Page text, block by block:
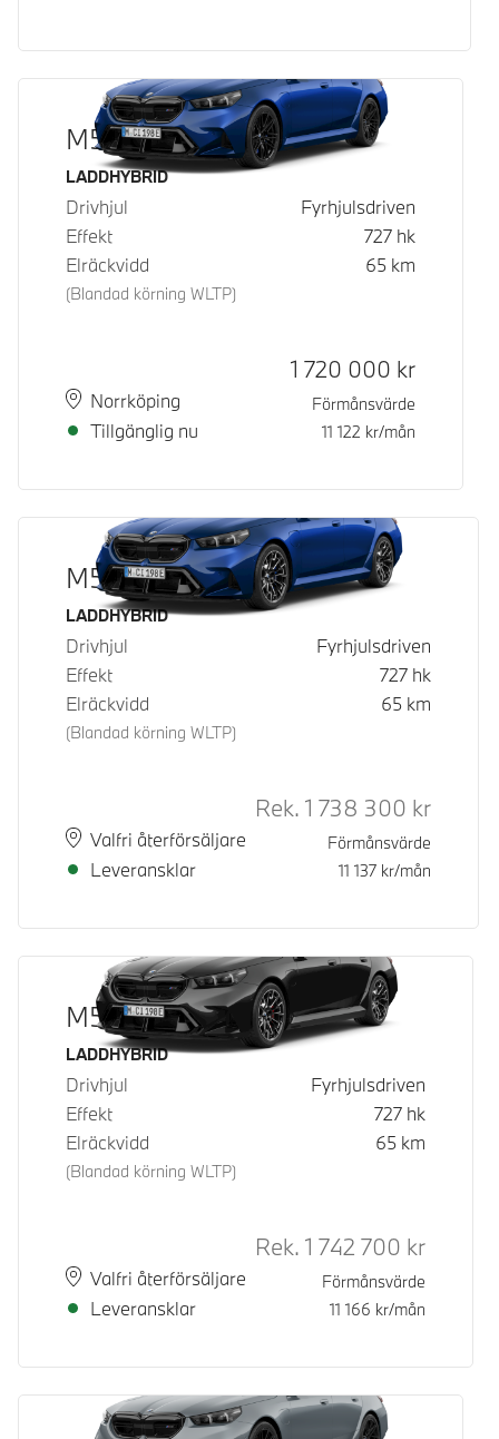
M5 Touring
Bränsle
LADDHYBRID
Drivhjul
Fyrhjulsdriven
Effekt
727 hk
Elräckvidd
(Blandad körning WLTP)
65 km
PlatsNorrköping
Leveranstid
Tillgänglig nu
Kontantpris
1 720 000 kr
Förmånsvärde
11 122 kr/mån
M5 Touring
Bränsle
LADDHYBRID
Drivhjul
Fyrhjulsdriven
Effekt
727 hk
Elräckvidd
(Blandad körning WLTP)
65 km
PlatsValfri återförsäljare
Leveranstid
Leveransklar
Rek.
Rek. 1 738 300 kr
Förmånsvärde
11 137 kr/mån
M5 Touring
Bränsle
LADDHYBRID
Drivhjul
Fyrhjulsdriven
Effekt
727 hk
Elräckvidd
(Blandad körning WLTP)
65 km
PlatsValfri återförsäljare
Leveranstid
Leveransklar
Rek. ord
Rek. 1 742 700 kr
Förmånsvärde
11 166 kr/mån